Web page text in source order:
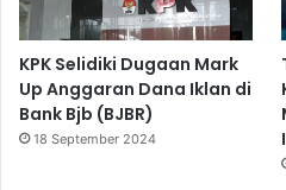
KPK Selidiki Dugaan Mark
Up Anggaran Dana Iklan di
Bank Bjb (BJBR)
18 September 2024